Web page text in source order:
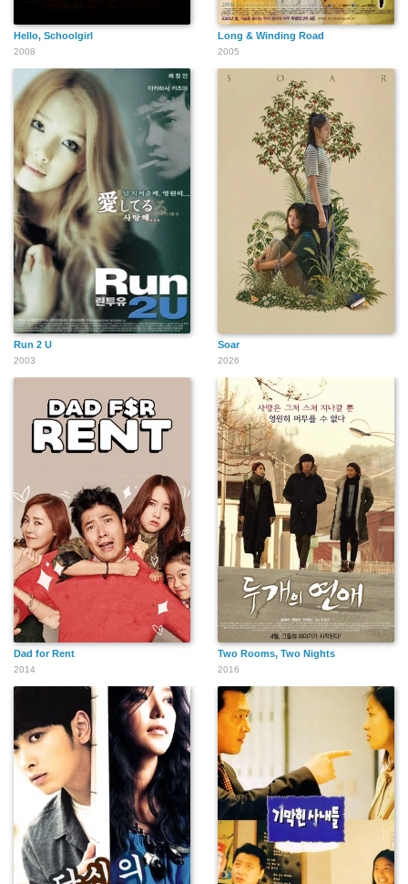
Hello, Schoolgirl
2008
Long & Winding Road
2005
Run 2 U
2003
Soar
2026
Dad for Rent
2014
Two Rooms, Two Nights
2016